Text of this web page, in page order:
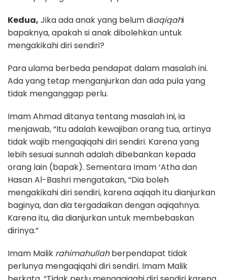
Kedua, Jika ada anak yang belum diaqiqahi
bapaknya, apakah si anak dibolehkan untuk
mengakikahi diri sendiri?
Para ulama berbeda pendapat dalam masalah ini.
Ada yang tetap menganjurkan dan ada pula yang
tidak menganggap perlu.
Imam Ahmad ditanya tentang masalah ini, ia
menjawab, “Itu adalah kewajiban orang tua, artinya
tidak wajib mengaqiqahi diri sendiri. Karena yang
lebih sesuai sunnah adalah dibebankan kepada
orang lain (bapak). Sementara Imam ‘Atha dan
Hasan Al-Bashri mengatakan, “Dia boleh
mengakikahi diri sendiri, karena aqiqah itu dianjurkan
baginya, dan dia tergadaikan dengan aqiqahnya.
Karena itu, dia dianjurkan untuk membebaskan
dirinya.”
Imam Malik rahimahullahberpendapat tidak
perlunya mengaqiqahi diri sendiri. Imam Malik